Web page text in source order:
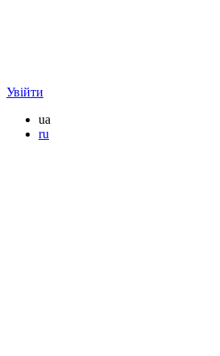
Увійти
ua
ru